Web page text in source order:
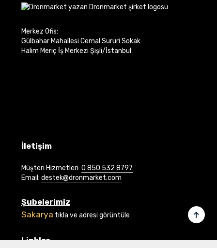
Merkez Ofis:
Gülbahar Mahallesi Cemal Sururi Sokak
Halim Meriç İş Merkezi Şişli/İstanbul
İletişim
Müşteri Hizmetleri: 0 850 532 8797
Email: destek@dronmarket.com
Şubelerimiz
Sakarya tıkla ve adresi görüntüle
Linkler